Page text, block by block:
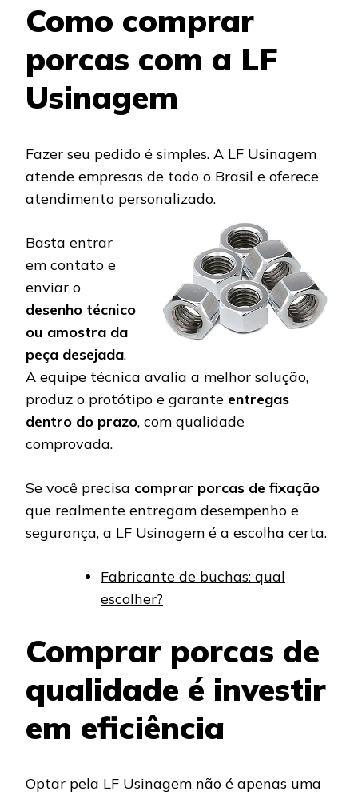
Como comprar
porcas com a LF
Usinagem
Fazer seu pedido é simples. A LF Usinagem
atende empresas de todo o Brasil e oferece
atendimento personalizado.
Basta entrar
em contato e
enviar o
desenho técnico
ou amostra da
peça desejada.
A equipe técnica avalia a melhor solução,
produz o protótipo e garante entregas
dentro do prazo, com qualidade
comprovada.
Se você precisa comprar porcas de fixação
que realmente entregam desempenho e
segurança, a LF Usinagem é a escolha certa.
Fabricante de buchas: qual
escolher?
Comprar porcas de
qualidade é investir
em eficiência
Optar pela LF Usinagem não é apenas uma